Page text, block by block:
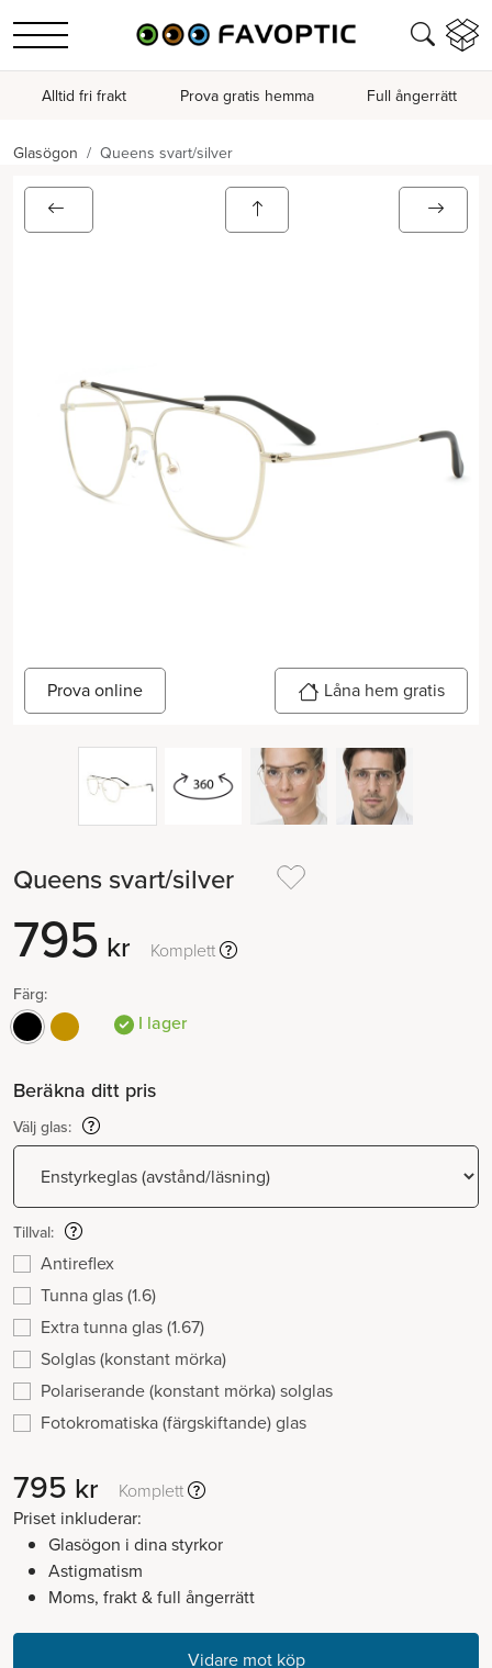
Alltid fri frakt Prova gratis hemma Full ångerrätt
Glasögon Queens svart/silver
Prova online Låna hem gratis
Queens svart/silver
795 kr Komplett
Färg:
I lager
Beräkna ditt pris
Välj glas:
Tillval:
Antireflex
Tunna glas (1.6)
Extra tunna glas (1.67)
Solglas (konstant mörka)
Polariserande (konstant mörka) solglas
Fotokromatiska (färgskiftande) glas
795 kr
Komplett
Priset inkluderar:
Glasögon i dina styrkor
Astigmatism
Moms, frakt & full ångerrätt